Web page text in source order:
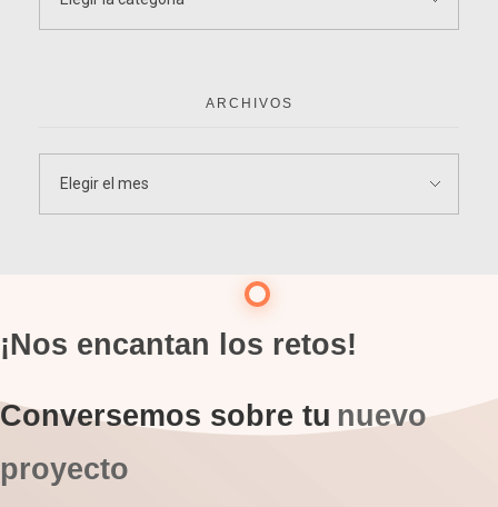
ARCHIVOS
¡Nos encantan los retos!
Conversemos sobre tu nuevo
proyecto